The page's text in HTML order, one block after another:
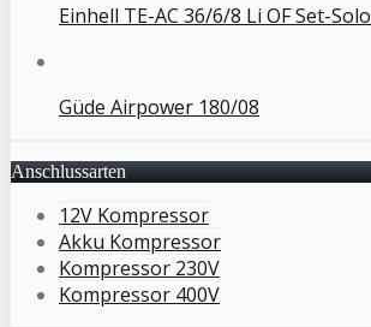
Einhell TE-AC 36/6/8 Li OF Set-Solo
Güde Airpower 180/08
Anschlussarten
12V Kompressor
Akku Kompressor
Kompressor 230V
Kompressor 400V